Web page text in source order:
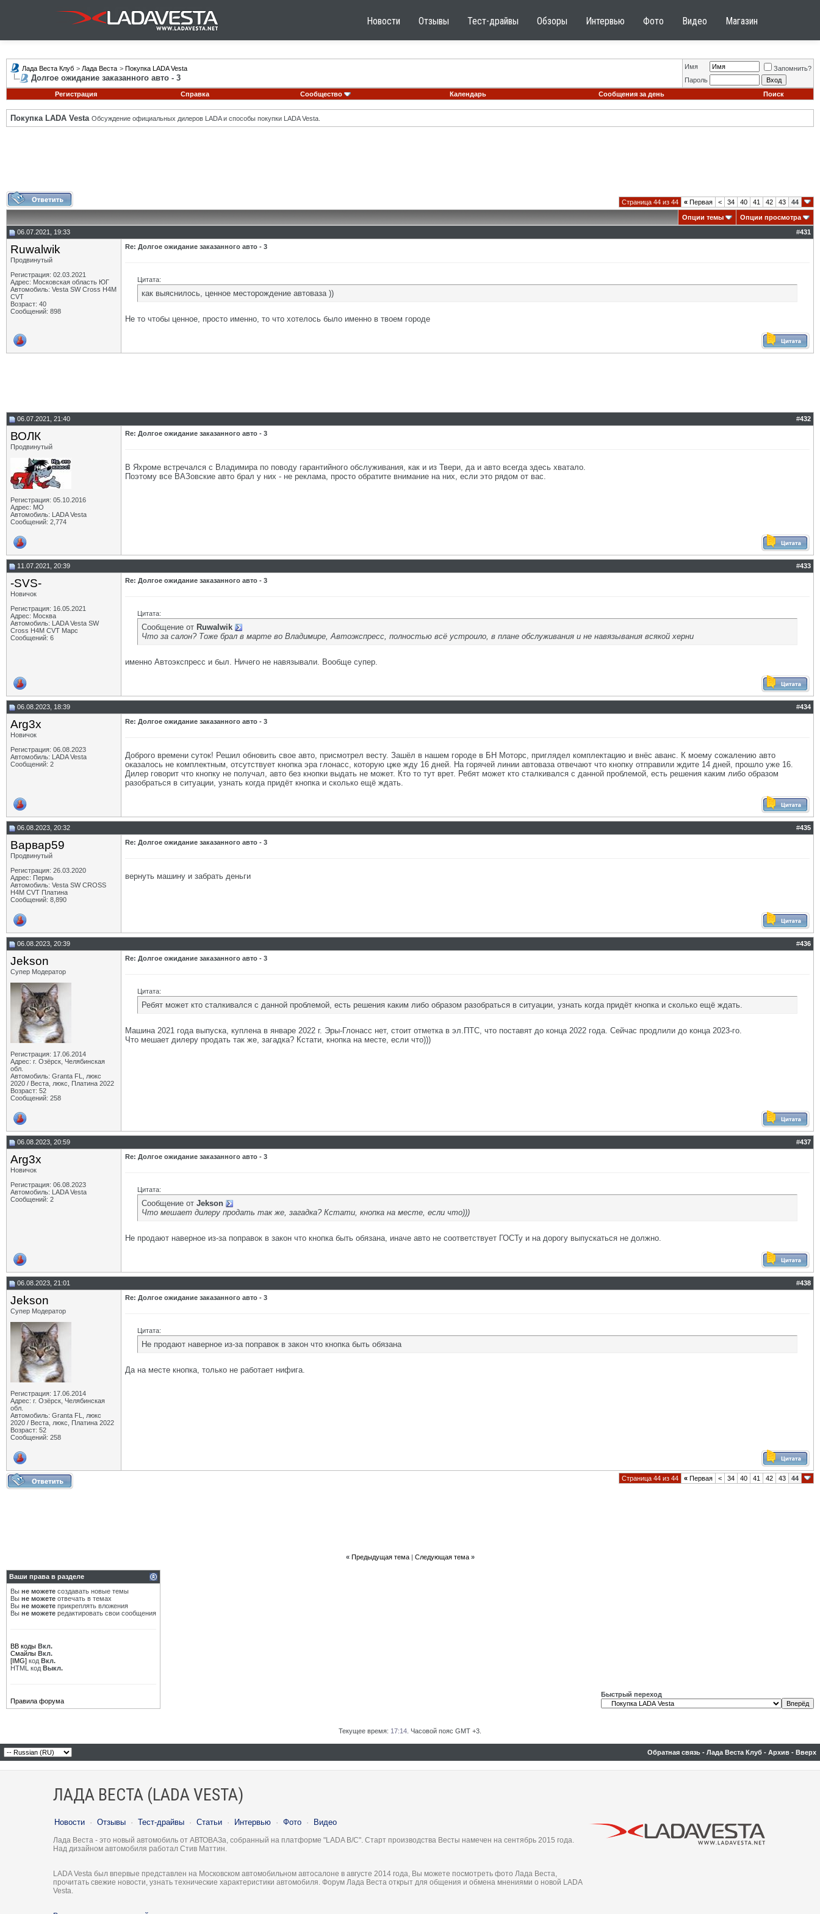
Новости Отзывы Тест-драйвы Обзоры Интервью Фото Видео Магазин
Лада Веста Клуб > Лада Веста > Покупка LADA Vesta
Долгое ожидание заказанного авто - 3
Имя
Запомнить?
Пароль
Регистрация
Справка Сообщество Календарь Сообщения за день Поиск
Покупка LADA Vesta Обсуждение официальных дилеров LADA и способы покупки LADA Vesta.
Страница 44 из 44 « Первая < 34 40 41 42 43 44
Опции темы
Опции просмотра
06.07.2021, 19:33
#431
Ruwalwik
Продвинутый
Регистрация: 02.03.2021
Адрес: Московская область ЮГ
Автомобиль: Vesta SW Cross H4M
CVT
Возраст: 40
Сообщений: 898
Re: Долгое ожидание заказанного авто - 3
Цитата:
как выяснилось, ценное месторождение автоваза ))
Не то чтобы ценное, просто именно, то что хотелось было именно в твоем городе
06.07.2021, 21:40 #432
ВОЛК
Продвинутый
Регистрация: 05.10.2016
Адрес: МО
Автомобиль: LADA Vesta
Сообщений: 2,774
Re: Долгое ожидание заказанного авто - 3
В Яхроме встречался с Владимира по поводу гарантийного обслуживания, как и из Твери, да и авто всегда здесь хватало.
Поэтому все ВАЗовские авто брал у них - не реклама, просто обратите внимание на них, если это рядом от вас.
11.07.2021, 20:39 #433
-SVS-
Новичок
Регистрация: 16.05.2021
Адрес: Москва
Автомобиль: LADA Vesta SW
Cross H4M CVT Марс
Сообщений: 6
Re: Долгое ожидание заказанного авто - 3
Цитата:
Сообщение от Ruwalwik
Что за салон? Тоже брал в марте во Владимире, Автоэкспресс, полностью всё устроило, в плане обслуживания и не навязывания всякой херни
именно Автоэкспресс и был. Ничего не навязывали. Вообще супер.
06.08.2023, 18:39 #434
Arg3x
Новичок
Регистрация: 06.08.2023
Автомобиль: LADA Vesta
Сообщений: 2
Re: Долгое ожидание заказанного авто - 3
Доброго времени суток! Решил обновить свое авто, присмотрел весту. Зашёл в нашем городе в БН Моторс, приглядел комплектацию и внёс аванс. К моему сожалению авто
оказалось не комплектным, отсутствует кнопка эра глонасс, которую цже жду 16 дней. На горячей линии автоваза отвечают что кнопку отправили ждите 14 дней, прошло уже 16.
Дилер говорит что кнопку не получал, авто без кнопки выдать не может. Кто то тут врет. Ребят может кто сталкивался с данной проблемой, есть решения каким либо образом
разобраться в ситуации, узнать когда придёт кнопка и сколько ещё ждать.
06.08.2023, 20:32 #435
Варвар59
Продвинутый
Регистрация: 26.03.2020
Адрес: Пермь
Автомобиль: Vesta SW CROSS
H4M CVT Платина
Сообщений: 8,890
Re: Долгое ожидание заказанного авто - 3
вернуть машину и забрать деньги
06.08.2023, 20:39 #436
Jekson
Супер Модератор
Регистрация: 17.06.2014
Адрес: г. Озёрск, Челябинская
обл.
Автомобиль: Granta FL, люкс
2020 / Веста, люкс, Платина 2022
Возраст: 52
Сообщений: 258
Re: Долгое ожидание заказанного авто - 3
Цитата:
Ребят может кто сталкивался с данной проблемой, есть решения каким либо образом разобраться в ситуации, узнать когда придёт кнопка и сколько ещё ждать.
Машина 2021 года выпуска, куплена в январе 2022 г. Эры-Глонасс нет, стоит отметка в эл.ПТС, что поставят до конца 2022 года. Сейчас продлили до конца 2023-го.
Что мешает дилеру продать так же, загадка? Кстати, кнопка на месте, если что)))
06.08.2023, 20:59 #437
Arg3x
Новичок
Регистрация: 06.08.2023
Автомобиль: LADA Vesta
Сообщений: 2
Re: Долгое ожидание заказанного авто - 3
Цитата:
Сообщение от Jekson
Что мешает дилеру продать так же, загадка? Кстати, кнопка на месте, если что)))
Не продают наверное из-за поправок в закон что кнопка быть обязана, иначе авто не соответствует ГОСТу и на дорогу выпускаться не должно.
06.08.2023, 21:01 #438
Jekson
Супер Модератор
Регистрация: 17.06.2014
Адрес: г. Озёрск, Челябинская
обл.
Автомобиль: Granta FL, люкс
2020 / Веста, люкс, Платина 2022
Возраст: 52
Сообщений: 258
Re: Долгое ожидание заказанного авто - 3
Цитата:
Не продают наверное из-за поправок в закон что кнопка быть обязана
Да на месте кнопка, только не работает нифига.
Страница 44 из 44 « Первая < 34 40 41 42 43 44
« Предыдущая тема| Следующая тема »
Ваши права в разделе
Вы не можете создавать новые темы
Вы не можете отвечать в темах
Вы не можете прикреплять вложения
Вы не можете редактировать свои сообщения
BB коды Вкл.
Смайлы Вкл.
[IMG] код Вкл.
HTML код Выкл.
Правила форума
Быстрый переход
Текущее время: 17:14 . Часовой пояс GMT +3.
Обратная связь - Лада Веста Клуб - Архив - Вверх
ЛАДА ВЕСТА (LADA VESTA)
Новости · Отзывы · Тест-драйвы · Статьи · Интервью · Фото · Видео
Лада Веста - это новый автомобиль от АВТОВАЗа, собранный на платформе "LADA B/C". Старт производства Весты намечен на сентябрь 2015 года.
Над дизайном автомобиля работал Стив Маттин.
LADA Vesta был впервые представлен на Московском автомобильном автосалоне в августе 2014 года, Вы можете посмотреть фото Лада Веста,
прочитать свежие новости, узнать технические характеристики автомобиля. Форум Лада Веста открыт для общения и обмена мнениями о новой LADA
Vesta.